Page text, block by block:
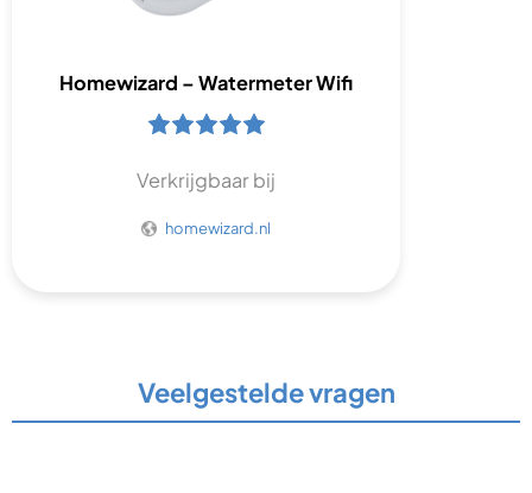
Homewizard – Watermeter Wifi
Verkrijgbaar bij
homewizard.nl
Veelgestelde vragen